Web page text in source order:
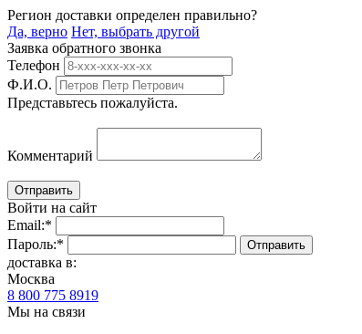
Регион доставки определен правильно?
Да, верно Нет, выбрать другой
Заявка обратного звонка
Телефон
Ф.И.О.
Представьтесь пожалуйста.
Комментарий
Войти на сайт
Email:*
Пароль:*
доставка в:
Москва
8 800 775 8919
Мы на связи